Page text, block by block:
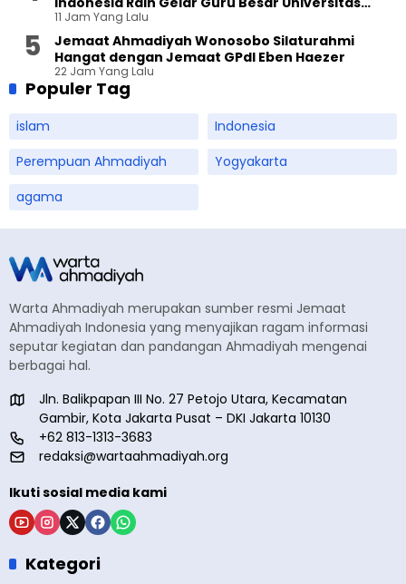
Terbuka
11 Jam Yang Lalu
Jemaat Ahmadiyah Wonosobo Silaturahmi
Hangat dengan Jemaat GPdI Eben Haezer
22 Jam Yang Lalu
Populer Tag
islam
Indonesia
Perempuan Ahmadiyah
Yogyakarta
agama
Warta Ahmadiyah merupakan sumber resmi Jemaat
Ahmadiyah Indonesia yang menyajikan ragam informasi
seputar kegiatan dan pandangan Ahmadiyah mengenai
berbagai hal.
Jln. Balikpapan III No. 27 Petojo Utara, Kecamatan
Gambir, Kota Jakarta Pusat – DKI Jakarta 10130
+62 813-1313-3683
redaksi@wartaahmadiyah.org
Ikuti sosial media kami
Kategori